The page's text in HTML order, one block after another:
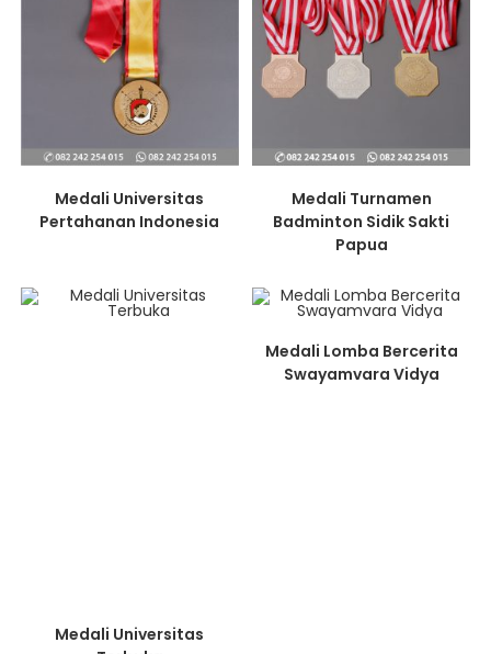
Medali Universitas
Pertahanan Indonesia
Medali Turnamen
Badminton Sidik Sakti
Papua
Medali Universitas
Medali Lomba Bercerita
Swayamvara Vidya